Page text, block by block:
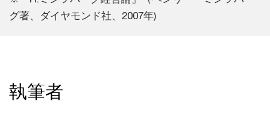
グ著、ダイヤモンド社、2007年)
執筆者